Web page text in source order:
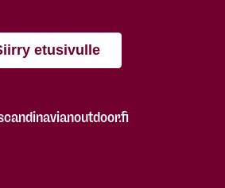
etusivulle